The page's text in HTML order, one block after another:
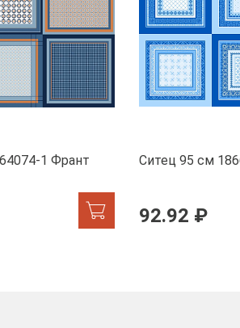
1 Франт Ситец 95 см
92.92 ₽